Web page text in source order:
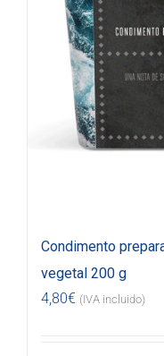
Condimento
vegetal 200 g
4,80€ (IVA incluido)